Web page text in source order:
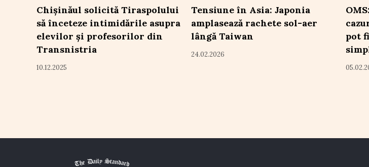
Chișinăul solicită Tiraspolului
să înceteze intimidările asupra
elevilor și profesorilor din
Transnistria
10.12.2025
Tensiune în Asia: Japonia
amplasează rachete sol-aer
lângă Taiwan
24.02.2026
pot